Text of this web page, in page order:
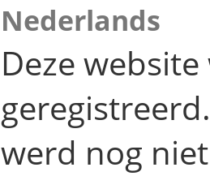
Nederlands
Deze
werd nog